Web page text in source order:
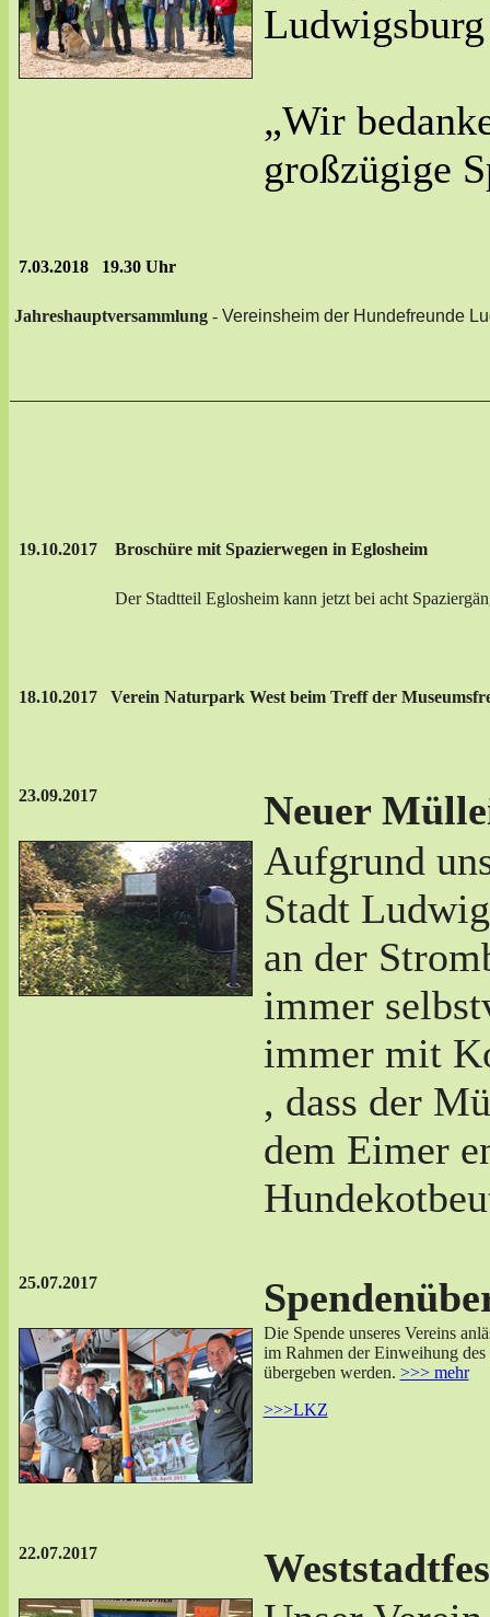
„Wir
großzügige
7.03.2018 19.30 Uhr
Jahreshauptversammlung- Vereinsheim der Hundefreunde
19.10.2017 Broschüre mit Spazierwegen in Eglosheim
Der Stadtteil Eglosheim kann jetzt bei acht
18.10.2017 Verein Naturpark West beim Treff der
23.09.2017
Neuer
Aufgrund
Stadt
an der
immer
immer mit
, dass der
dem Eimer
25.07.2017
Die Spende unseres Vereins
im Rahmen der Einweihung
übergeben werden. >>> mehr
>>>LKZ
22.07.2017